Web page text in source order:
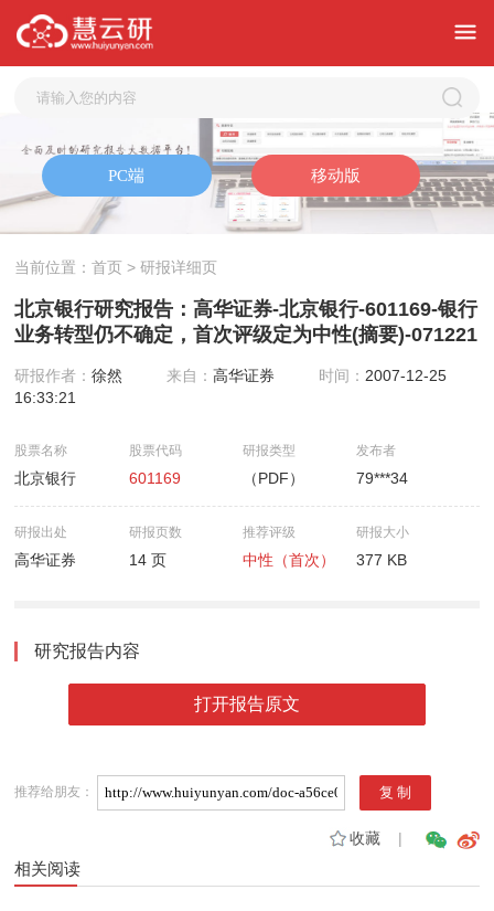
当前位置：首页 > 研报详细页
北京银行研究报告：高华证券-北京银行-601169-银行
业务转型仍不确定，首次评级定为中性(摘要)-071221
研报作者：徐然 来自：高华证券 时间： 2007-12-25
16:33:21
股票名称
北京银行
股票代码
601169
研报类型
（PDF）
发布者
79***34
研报出处
高华证券
研报页数
14 页
推荐评级
中性（首次）
研报大小
377 KB
研究报告内容
打开报告原文
推荐给朋友：
收藏|
相关阅读